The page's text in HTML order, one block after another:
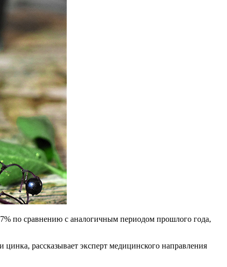
по сравнению с аналогичным периодом прошлого года,
рассказывает эксперт медицинского направления